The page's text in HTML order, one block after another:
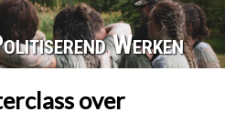
Werken
over